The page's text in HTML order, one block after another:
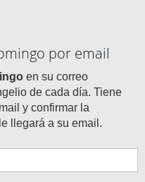
por email
en su correo
de cada día. Tiene
y confirmar la
llegará a su email.